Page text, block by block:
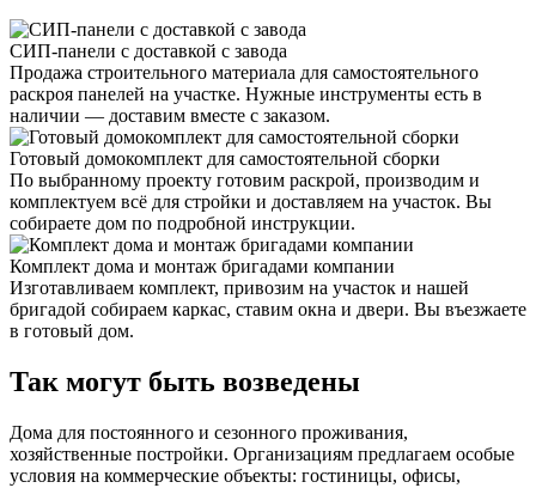
СИП-панели с доставкой с завода
Продажа строительного материала для самостоятельного
раскроя панелей на участке. Нужные инструменты есть в
наличии — доставим вместе с заказом.
Готовый домокомплект для самостоятельной сборки
По выбранному проекту готовим раскрой, производим и
комплектуем всё для стройки и доставляем на участок. Вы
собираете дом по подробной инструкции.
Комплект дома и монтаж бригадами компании
Изготавливаем комплект, привозим на участок и нашей
бригадой собираем каркас, ставим окна и двери. Вы въезжаете
в готовый дом.
Так могут быть возведены
Дома для постоянного и сезонного проживания,
хозяйственные постройки. Организациям предлагаем особые
условия на коммерческие объекты: гостиницы, офисы,